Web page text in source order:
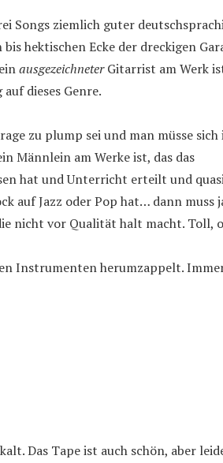
Songs ziemlich guter
hektischen Ecke der dreckigen
ausgezeichneterGitarrist am Werk
dieses Genre.
zu plump sei und man müsse sich
Männlein am Werke ist, das das
hat und Unterricht erteilt und
auf Jazz oder Pop hat… dann muss
nicht vor Qualität halt macht. Toll,
Instrumenten herumzappelt.
Das Tape ist auch schön, aber